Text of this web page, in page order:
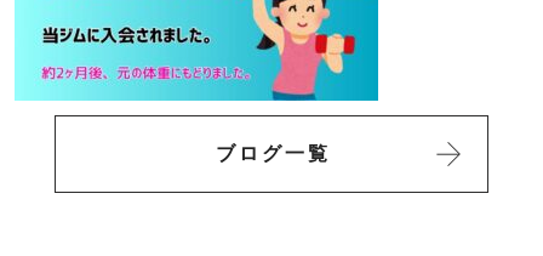
ブログ一覧